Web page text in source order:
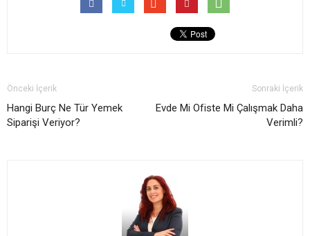
Önceki İçerik
Hangi Burç Ne Tür Yemek
Siparişi Veriyor?
Sonraki İçerik
Evde Mi Ofiste Mi Çalışmak Daha
Verimli?